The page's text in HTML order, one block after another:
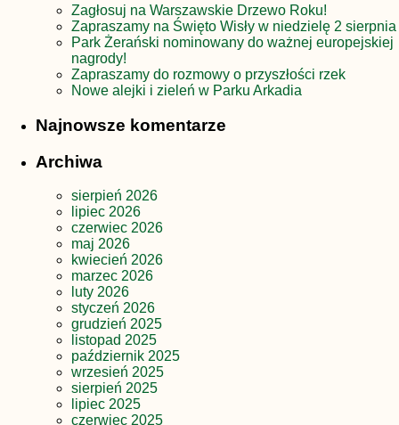
Zagłosuj na Warszawskie Drzewo Roku!
Zapraszamy na Święto Wisły w niedzielę 2 sierpnia
Park Żerański nominowany do ważnej europejskiej
nagrody!
Zapraszamy do rozmowy o przyszłości rzek
Nowe alejki i zieleń w Parku Arkadia
Najnowsze komentarze
Archiwa
sierpień 2026
lipiec 2026
czerwiec 2026
maj 2026
kwiecień 2026
marzec 2026
luty 2026
styczeń 2026
grudzień 2025
listopad 2025
październik 2025
wrzesień 2025
sierpień 2025
lipiec 2025
czerwiec 2025